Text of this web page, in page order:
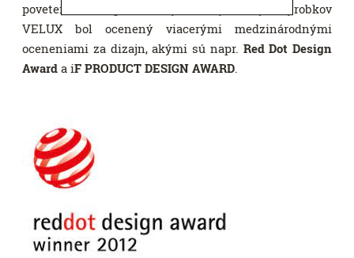
poveternostné podmienky. Štíhly dizajn výrobkov
VELUX bol ocenený viacerými medzinárodnými
oceneniami za dizajn, akými sú napr. Red Dot Design
Award a iF PRODUCT DESIGN AWARD.